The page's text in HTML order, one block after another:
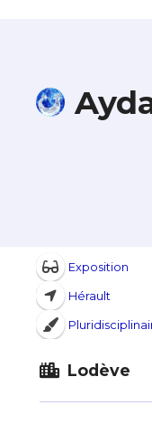
Exposition
Hérault
Lodève